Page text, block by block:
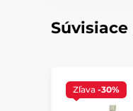
Zľava -30%